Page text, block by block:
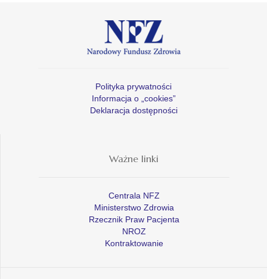
Polityka prywatności
Informacja o „cookies”
Deklaracja dostępności
Ważne linki
Centrala NFZ
Ministerstwo Zdrowia
Rzecznik Praw Pacjenta
NROZ
Kontraktowanie